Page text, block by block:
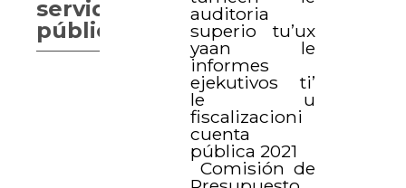
auditoria
superio tu’ux
yaan le
informes
ejekutivos ti’
le u
fiscalizacioni
cuenta
pública 2021
Comisión de
servidores
públicas.